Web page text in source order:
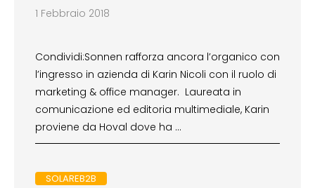
1 Febbraio 2018
Condividi:Sonnen rafforza ancora l’organico con
l’ingresso in azienda di Karin Nicoli con il ruolo di
marketing & office manager. Laureata in
comunicazione ed editoria multimediale, Karin
proviene da Hoval dove ha …
SOLAREB2B